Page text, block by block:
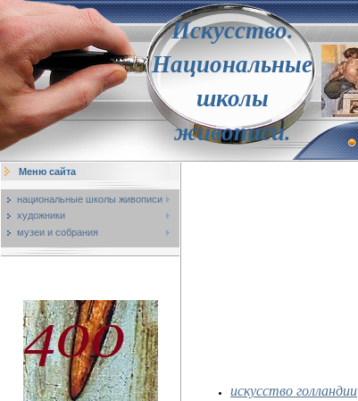
Искусство.
Национальные
школы
живописи.
Меню сайта
национальные школы живописи
художники
музеи и собрания
искусство голландии